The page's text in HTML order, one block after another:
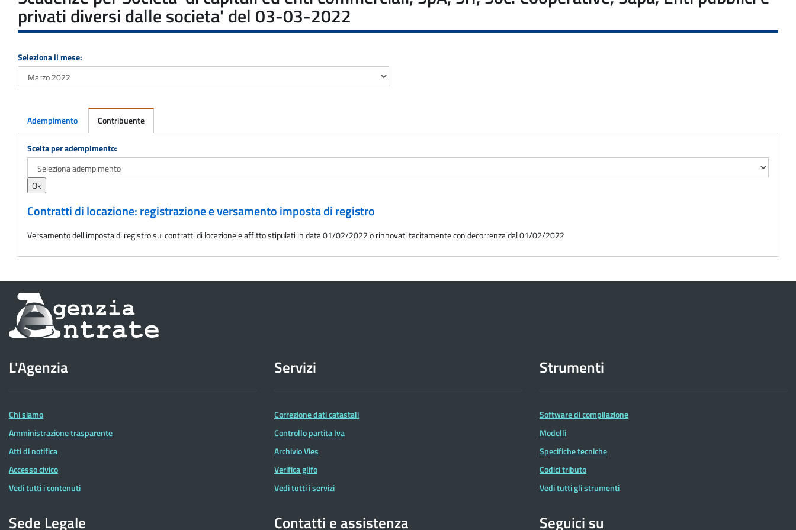
privati diversi dalle societa' del 03-03-2022
Seleziona il mese:
Adempimento Contribuente
Adempimento
Scelta per adempimento:
Contratti di locazione: registrazione e versamento imposta di registro
Versamento dell'imposta di registro sui contratti di locazione e affitto stipulati in data 01/02/2022 o rinnovati tacitamente con decorrenza dal 01/02/2022
Informazioni
sul
dell'Agenzia
delle
Entrate
L'Agenzia
Chi siamo
Amministrazione trasparente
Atti di notifica
Accesso civico
Vedi tutti i contenuti
Servizi
Correzione dati catastali
Controllo partita Iva
Archivio Vies
Verifica glifo
Vedi tutti i servizi
Strumenti
Software di compilazione
Modelli
Specifiche tecniche
Codici tributo
Vedi tutti gli strumenti
Sede Legale Contatti e assistenza Seguici su